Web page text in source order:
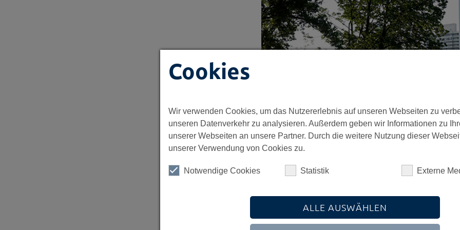
Die Neubesetzung unterstreicht den Anspruch
Kapitalverwaltungsgesellschaft im Bereich
auch künftig höchsten Governance-Standards zu
Die neuen Mitglieder des Aufsichtsrats:
Cookies
Wir verwenden Cookies, um das Nutzererlebnis auf unseren Webseiten zu
unseren Datenverkehr zu analysieren. Außerdem geben wir Informationen zu
unserer Webseiten an unsere Partner. Durch die weitere Nutzung dieser
unserer Verwendung von Cookies zu.
Notwendige Cookies Statistik Externe
ALLE AUSWÄHLEN